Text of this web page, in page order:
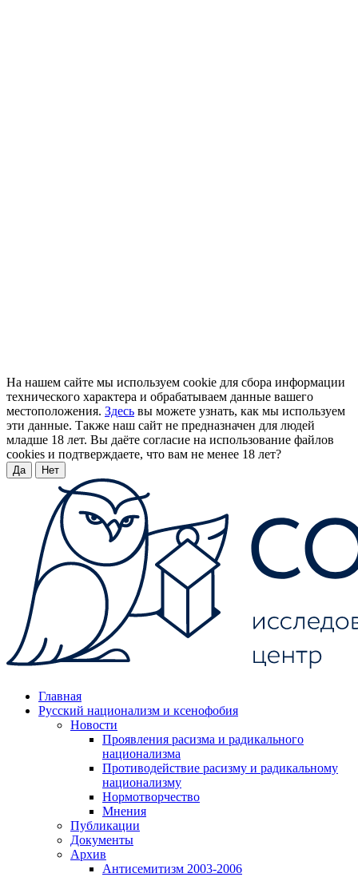
На нашем сайте мы используем cookie для сбора информации
технического характера и обрабатываем данные вашего
местоположения. Здесь вы можете узнать, как мы используем
эти данные. Также наш сайт не предназначен для людей
младше 18 лет. Вы даёте согласие на использование файлов
cookies и подтверждаете, что вам не менее 18 лет?
Да Нет
Главная
Русский национализм и ксенофобия
Новости
Проявления расизма и радикального
национализма
Противодействие расизму и радикальному
национализму
Нормотворчество
Мнения
Публикации
Документы
Архив
Антисемитизм 2003-2006